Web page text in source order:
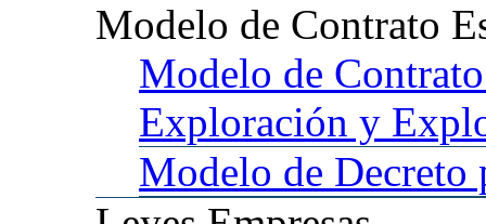
Modelo de Contrato
Modelo de
Exploración y
Modelo de Decreto